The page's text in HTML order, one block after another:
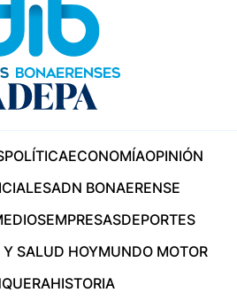
POLÍTICAECONOMÍAOPINIÓN
ADN BONAERENSE
EMPRESASDEPORTES
SALUD HOYMUNDO MOTOR
HISTORIA